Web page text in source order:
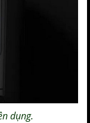
dụng.